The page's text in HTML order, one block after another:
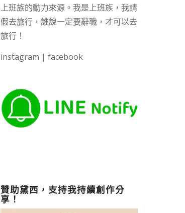
上班族的動力來源。我是上班族，我請
假去旅行，誰說一定要辭職，才可以去
旅行！
instagram | facebook
贊助黛西，支持我持續創作分
享！